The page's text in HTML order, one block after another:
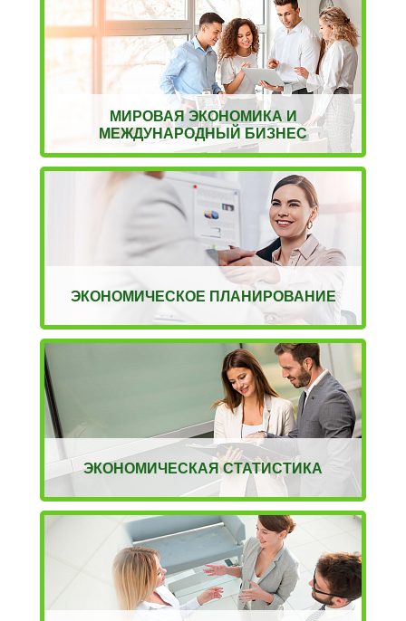
МИРОВАЯ ЭКОНОМИКА И
МЕЖДУНАРОДНЫЙ БИЗНЕС
ЭКОНОМИЧЕСКОЕ ПЛАНИРОВАНИЕ
ЭКОНОМИЧЕСКАЯ СТАТИСТИКА